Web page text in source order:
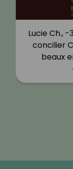
Lucie Ch.,
concilier
beaux